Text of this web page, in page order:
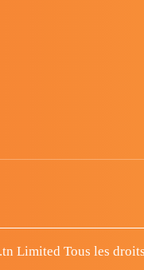
Limited Tous les